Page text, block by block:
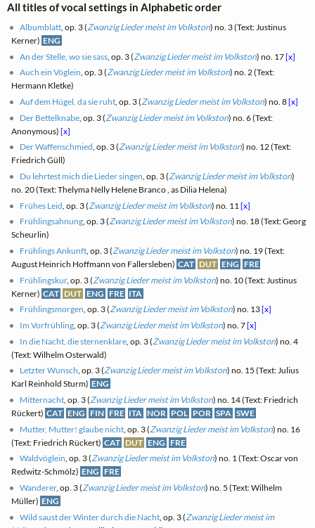
All titles of vocal settings in Alphabetic order
Albumblatt , op. 3 (Zwanzig Lieder meist im Volkston) no. 3 (Text: Justinus
Kerner) ENG
An der Stelle, wo sie sass , op. 3 (Zwanzig Lieder meist im Volkston) no. 17[x]
Auch ein Vöglein, op. 3 (Zwanzig Lieder meist im Volkston) no. 2 (Text:
Hermann Kletke)
Auf dem Hügel, da sie ruht , op. 3 (Zwanzig Lieder meist im Volkston) no. 8[x]
Der Bettelknabe , op. 3 (Zwanzig Lieder meist im Volkston) no. 6 (Text:
Anonymous)[x]
Der Waffenschmied, op. 3 (Zwanzig Lieder meist im Volkston) no. 12 (Text:
Friedrich Güll)
Du lehrtest mich die Lieder singen , op. 3 (Zwanzig Lieder meist im Volkston)
no. 20 (Text: Thelyma Nelly Helene Branco , as Dilia Helena)
Frühes Leid , op. 3 (Zwanzig Lieder meist im Volkston) no. 11[x]
Frühlingsahnung, op. 3 (Zwanzig Lieder meist im Volkston) no. 18 (Text: Georg
Scheurlin)
Frühlings Ankunft , op. 3 (Zwanzig Lieder meist im Volkston) no. 19 (Text:
August Heinrich Hoffmann von Fallersleben) CAT DUT ENG FRE
Frühlingskur, op. 3 (Zwanzig Lieder meist im Volkston) no. 10 (Text: Justinus
Kerner) CAT DUT ENG FRE ITA
Frühlingsmorgen, op. 3 (Zwanzig Lieder meist im Volkston) no. 13[x]
Im Vorfrühling , op. 3 (Zwanzig Lieder meist im Volkston) no. 7[x]
In die Nacht, die sternenklare , op. 3 (Zwanzig Lieder meist im Volkston) no. 4
(Text: Wilhelm Osterwald)
Letzter Wunsch, op. 3 (Zwanzig Lieder meist im Volkston) no. 15 (Text: Julius
Karl Reinhold Sturm) ENG
Mitternacht , op. 3 (Zwanzig Lieder meist im Volkston) no. 14 (Text: Friedrich
Rückert) CAT ENG FIN FRE ITA NOR POL POR SPA SWE
Mutter, Mutter! glaube nicht , op. 3 (Zwanzig Lieder meist im Volkston) no. 16
(Text: Friedrich Rückert) CAT DUT ENG FRE
Waldvöglein, op. 3 (Zwanzig Lieder meist im Volkston) no. 1 (Text: Oscar von
Redwitz-Schmölz) ENG FRE
Wanderer, op. 3 (Zwanzig Lieder meist im Volkston) no. 5 (Text: Wilhelm
Müller) ENG
Wild saust der Winter durch die Nacht , op. 3 (Zwanzig Lieder meist im